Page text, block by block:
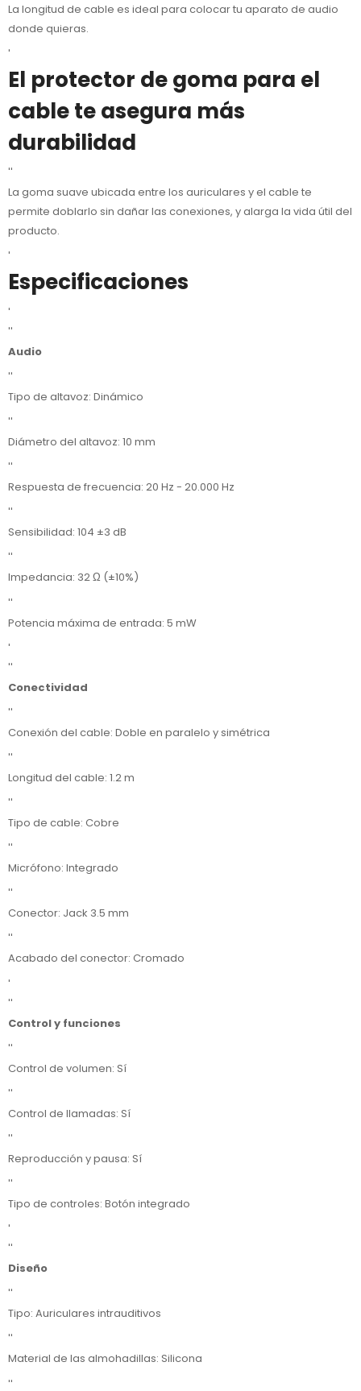
La longitud de cable es ideal para colocar tu aparato de audio
donde quieras.
'
El protector de goma para el
cable te asegura más
durabilidad
''
La goma suave ubicada entre los auriculares y el cable te
permite doblarlo sin dañar las conexiones, y alarga la vida útil del
producto.
'
Especificaciones
'
''
Audio
''
Tipo de altavoz: Dinámico
''
Diámetro del altavoz: 10 mm
''
Respuesta de frecuencia: 20 Hz - 20.000 Hz
''
Sensibilidad: 104 ±3 dB
''
Impedancia: 32 Ω (±10%)
''
Potencia máxima de entrada: 5 mW
'
''
Conectividad
''
Conexión del cable: Doble en paralelo y simétrica
''
Longitud del cable: 1.2 m
''
Tipo de cable: Cobre
''
Micrófono: Integrado
''
Conector: Jack 3.5 mm
''
Acabado del conector: Cromado
'
''
Control y funciones
''
Control de volumen: Sí
''
Control de llamadas: Sí
''
Reproducción y pausa: Sí
''
Tipo de controles: Botón integrado
'
''
Diseño
''
Tipo: Auriculares intrauditivos
''
Material de las almohadillas: Silicona
''